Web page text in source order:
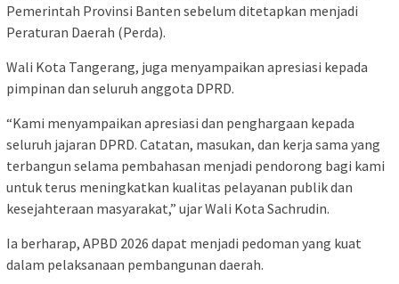
Pemerintah Provinsi Banten sebelum ditetapkan menjadi
Peraturan Daerah (Perda).
Wali Kota Tangerang, juga menyampaikan apresiasi kepada
pimpinan dan seluruh anggota DPRD.
“Kami menyampaikan apresiasi dan penghargaan kepada
seluruh jajaran DPRD. Catatan, masukan, dan kerja sama yang
terbangun selama pembahasan menjadi pendorong bagi kami
untuk terus meningkatkan kualitas pelayanan publik dan
kesejahteraan masyarakat,” ujar Wali Kota Sachrudin.
Ia berharap, APBD 2026 dapat menjadi pedoman yang kuat
dalam pelaksanaan pembangunan daerah.